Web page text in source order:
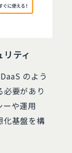
ティ
のよう
要があり
ーや運用
化基盤を構